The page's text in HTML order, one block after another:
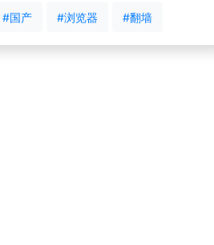
#国产 #浏览器 #翻墙